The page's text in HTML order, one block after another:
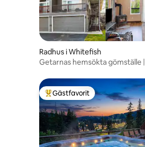
Radhus i Whitefish
Getarnas hemsökta gömställe |
Populär gästfavorit
Gästfavorit